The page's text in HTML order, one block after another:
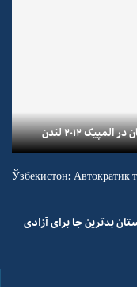
۲۰۱۲ لندن
Ўзбекистон: Автократик
بدترین جا برای آزادی